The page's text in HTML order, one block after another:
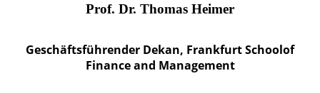
Prof. Dr. Thomas Heimer
Geschäftsführender Dekan, Frankfurt Schoolof
Finance and Management